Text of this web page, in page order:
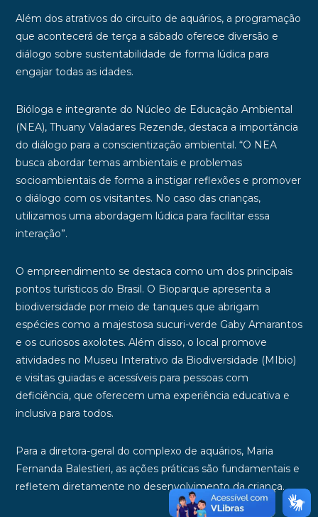
Além dos atrativos do circuito de aquários, a programação
que acontecerá de terça a sábado oferece diversão e
diálogo sobre sustentabilidade de forma lúdica para
engajar todas as idades.
Bióloga e integrante do Núcleo de Educação Ambiental
(NEA), Thuany Valadares Rezende, destaca a importância
do diálogo para a conscientização ambiental. “O NEA
busca abordar temas ambientais e problemas
socioambientais de forma a instigar reflexões e promover
o diálogo com os visitantes. No caso das crianças,
utilizamos uma abordagem lúdica para facilitar essa
interação”.
O empreendimento se destaca como um dos principais
pontos turísticos do Brasil. O Bioparque apresenta a
biodiversidade por meio de tanques que abrigam
espécies como a majestosa sucuri-verde Gaby Amarantos
e os curiosos axolotes. Além disso, o local promove
atividades no Museu Interativo da Biodiversidade (MIbio)
e visitas guiadas e acessíveis para pessoas com
deficiência, que oferecem uma experiência educativa e
inclusiva para todos.
Para a diretora-geral do complexo de aquários, Maria
Fernanda Balestieri, as ações práticas são fundamentais e
refletem diretamente no desenvolvimento da criança.